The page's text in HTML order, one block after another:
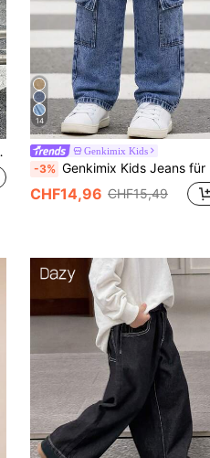
14
Genkimix Kids
-3% Genkimix Kids Jeans für Kleine Jungen aus Denim, Sommer, neuer Stil, mit mehreren Taschen, Cargo, geradem Bein, mittelblauer Waschung, bequemer elastischer Bund, weicher Baumwollstoff, stilvolle Passform, geeignet für Schule, Outdoor-Spiele, Reisen, Urlaub, Familienaktivitäten, Partys und Zusammenkünfte
CHF14,96 CHF15,49